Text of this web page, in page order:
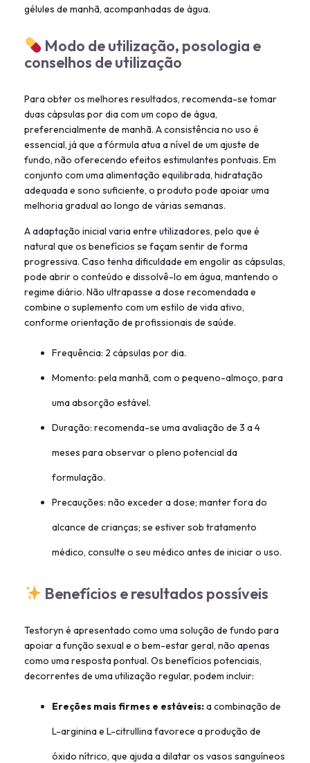
gélules de manhã, acompanhadas de água.
Modo de utilização, posologia e
conselhos de utilização
Para obter os melhores resultados, recomenda-se tomar
duas cápsulas por dia com um copo de água,
preferencialmente de manhã. A consistência no uso é
essencial, já que a fórmula atua a nível de um ajuste de
fundo, não oferecendo efeitos estimulantes pontuais. Em
conjunto com uma alimentação equilibrada, hidratação
adequada e sono suficiente, o produto pode apoiar uma
melhoria gradual ao longo de várias semanas.
A adaptação inicial varia entre utilizadores, pelo que é
natural que os benefícios se façam sentir de forma
progressiva. Caso tenha dificuldade em engolir as cápsulas,
pode abrir o conteúdo e dissolvê-lo em água, mantendo o
regime diário. Não ultrapasse a dose recomendada e
combine o suplemento com um estilo de vida ativo,
conforme orientação de profissionais de saúde.
Frequência: 2 cápsulas por dia.
Momento: pela manhã, com o pequeno-almoço, para
uma absorção estável.
Duração: recomenda-se uma avaliação de 3 a 4
meses para observar o pleno potencial da
formulação.
Precauções: não exceder a dose; manter fora do
alcance de crianças; se estiver sob tratamento
médico, consulte o seu médico antes de iniciar o uso.
Benefícios e resultados possíveis
Testoryn é apresentado como uma solução de fundo para
apoiar a função sexual e o bem-estar geral, não apenas
como uma resposta pontual. Os benefícios potenciais,
decorrentes de uma utilização regular, podem incluir:
Ereções mais firmes e estáveis:a combinação de
L-arginina e L-citrullina favorece a produção de
óxido nítrico, que ajuda a dilatar os vasos sanguíneos